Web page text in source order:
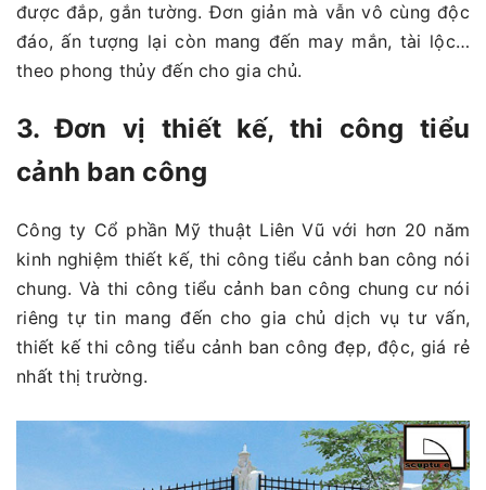
được đắp, gắn tường. Đơn giản mà vẫn vô cùng độc
đáo, ấn tượng lại còn mang đến may mắn, tài lộc…
theo phong thủy đến cho gia chủ.
3. Đơn vị thiết kế, thi công tiểu
cảnh ban công
Công ty Cổ phần Mỹ thuật Liên Vũ với hơn 20 năm
kinh nghiệm thiết kế, thi công tiểu cảnh ban công nói
chung. Và thi công tiểu cảnh ban công chung cư nói
riêng tự tin mang đến cho gia chủ dịch vụ tư vấn,
thiết kế thi công tiểu cảnh ban công đẹp, độc, giá rẻ
nhất thị trường.